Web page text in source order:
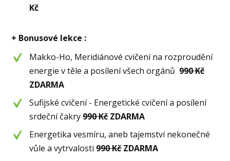
Kč
+ Bonusové lekce :
Makko-Ho, Meridiánové cvičení na rozproudění
energie v těle a posílení všech orgánů990 Kč
ZDARMA
Sufijské cvičení - Energetické cvičení a posílení
srdeční čakry990 KčZDARMA
Energetika vesmíru, aneb tajemství nekonečné
vůle a vytrvalosti990 KčZDARMA